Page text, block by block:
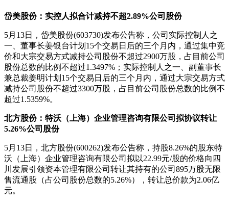
岱美股份：实控人拟合计减持不超2.89%公司股份
5月13日，岱美股份(603730)发布公告称，公司实际控制人之
一、董事长姜银台计划15个交易日后的三个月内，通过集中竞
价和大宗交易方式减持公司股份不超过2900万股，占目前公司
股份总数的比例不超过1.3497%；实际控制人之一、副董事长
兼总裁姜明计划15个交易日后的三个月内，通过大宗交易方式
减持公司股份不超过3300万股，占目前公司股份总数的比例不
超过1.5359%。
北方股份：特沃（上海）企业管理咨询有限公司拟协议转让
5.26%公司股份
5月13日，北方股份(600262)发布公告称，持股8.26%的股东特
沃（上海）企业管理咨询有限公司拟以22.99元/股的价格向四
川发展引领资本管理有限公司转让其持有的公司895万股无限
售流通股（占公司股份总数的5.26%），转让总价款为2.06亿
元。